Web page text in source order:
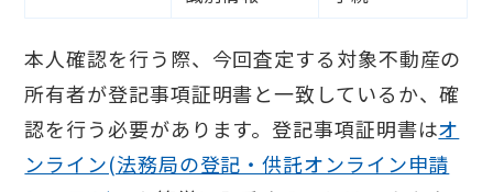
本人確認を行う際、今回査定する対象不動産の
所有者が登記事項証明書と一致しているか、確
認を行う必要があります。登記事項証明書はオ
ンライン(法務局の登記・供託オンライン申請